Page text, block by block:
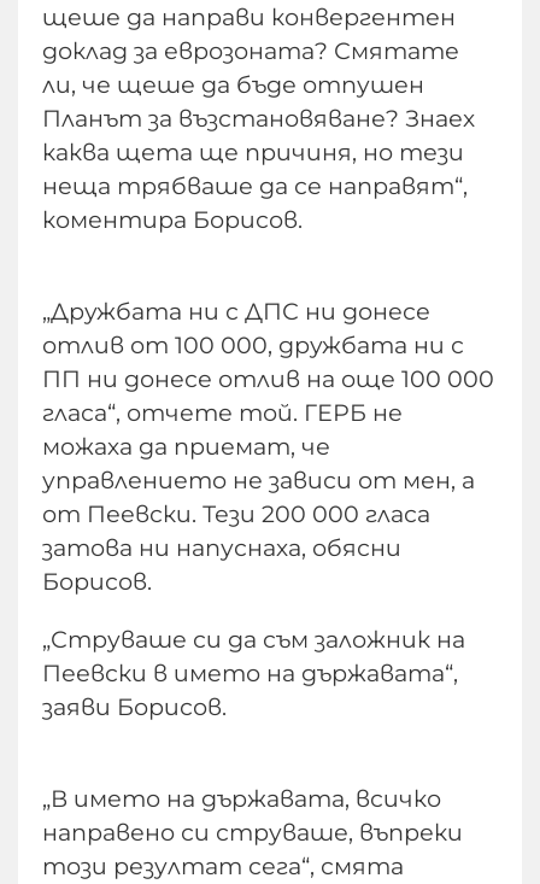
щеше да направи конвергентен
доклад за еврозоната? Смятате
ли, че щеше да бъде отпушен
Планът за възстановяване? Знаех
каква щета ще причиня, но тези
неща трябваше да се направят“,
коментира Борисов.
„Дружбата ни с ДПС ни донесе
отлив от 100 000, дружбата ни с
ПП ни донесе отлив на още 100 000
гласа“, отчете той. ГЕРБ не
можаха да приемат, че
управлението не зависи от мен, а
от Пеевски. Тези 200 000 гласа
затова ни напуснаха, обясни
Борисов.
„Струваше си да съм заложник на
Пеевски в името на държавата“,
заяви Борисов.
„В името на държавата, всичко
направено си струваше, въпреки
този резултат сега“, смята